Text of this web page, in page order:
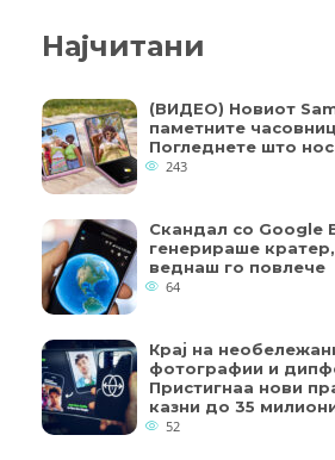
Најчитани
(ВИДЕО) Новиот
паметните
Погледнете што
243
Скандал со Google
генерираше
веднаш го повлече
64
Крај на
фотографии и
Пристигнаа нови
казни до 35
52